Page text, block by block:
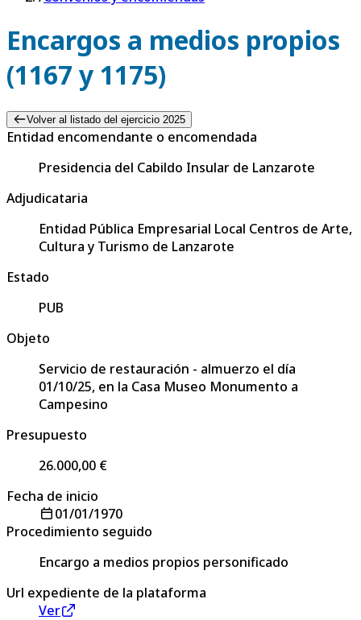
Encargos a medios propios
(1167 y 1175)
Volver al listado del ejercicio 2025
Entidad encomendante o encomendada
Presidencia del Cabildo Insular de Lanzarote
Adjudicataria
Entidad Pública Empresarial Local Centros de Arte,
Cultura y Turismo de Lanzarote
Estado
PUB
Objeto
Servicio de restauración - almuerzo el día
01/10/25, en la Casa Museo Monumento a
Campesino
Presupuesto
26.000,00 €
Fecha de inicio
01/01/1970
Procedimiento seguido
Encargo a medios propios personificado
Url expediente de la plataforma
Ver